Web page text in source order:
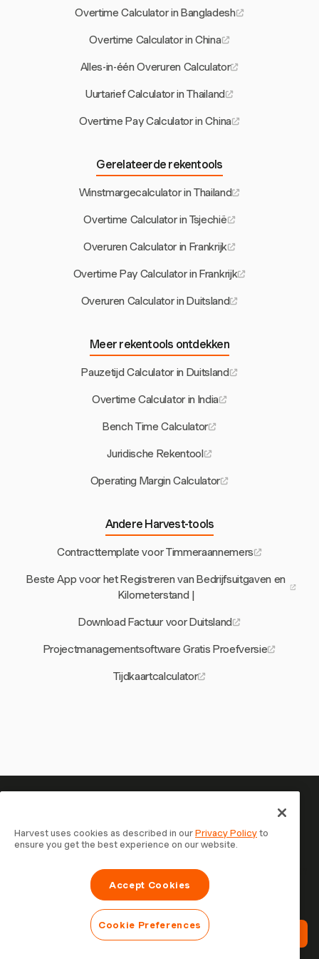
Overtime Calculator in Bangladesh
Overtime Calculator in China
Alles-in-één Overuren Calculator
Uurtarief Calculator in Thailand
Overtime Pay Calculator in China
Gerelateerde rekentools
Winstmargecalculator in Thailand
Overtime Calculator in Tsjechië
Overuren Calculator in Frankrijk
Overtime Pay Calculator in Frankrijk
Overuren Calculator in Duitsland
Meer rekentools ontdekken
Pauzetijd Calculator in Duitsland
Overtime Calculator in India
Bench Time Calculator
Juridische Rekentool
Operating Margin Calculator
Andere Harvest-tools
Contracttemplate voor Timmeraannemers
Beste App voor het Registreren van Bedrijfsuitgaven en
Kilometerstand |
Download Factuur voor Duitsland
Projectmanagementsoftware Gratis Proefversie
Tijdkaartcalculator
Je tijd is het waard om bij te
houden — begin nu
Sluit je aan bij meer dan 70.000 bedrijven die tijd
registreren, klanten factureren en sneller betaald worden
met Harvest. Gratis te proberen, in 30 seconden
Probeer Harvest Gratis
Harvest uses cookies as described in ourPrivacy Policyto
ensure you get the best experience on our website.
Accept Cookies
Cookie Preferences